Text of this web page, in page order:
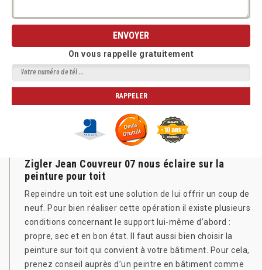
On vous rappelle gratuitement
Zigler Jean Couvreur 07 nous éclaire sur la
peinture pour toit
Repeindre un toit est une solution de lui offrir un coup de
neuf. Pour bien réaliser cette opération il existe plusieurs
conditions concernant le support lui-même d’abord :
propre, sec et en bon état. Il faut aussi bien choisir la
peinture sur toit qui convient à votre bâtiment. Pour cela,
prenez conseil auprès d’un peintre en bâtiment comme